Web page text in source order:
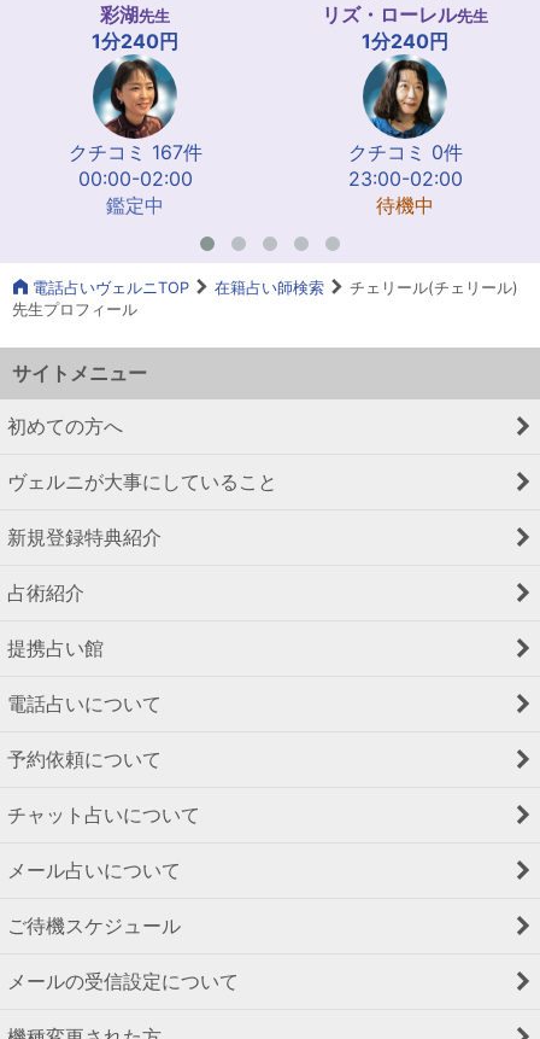
彩湖先生
1分240円
クチコミ 167件
00:00-02:00
鑑定中
リズ・ローレル先生
1分240円
クチコミ 0件
23:00-02:00
待機中
電話占いヴェルニTOP 在籍占い師検索
チェリール(チェリール)
先生プロフィール
サイトメニュー
初めての方へ
ヴェルニが大事にしていること
新規登録特典紹介
占術紹介
提携占い館
電話占いについて
予約依頼について
チャット占いについて
メール占いについて
ご待機スケジュール
メールの受信設定について